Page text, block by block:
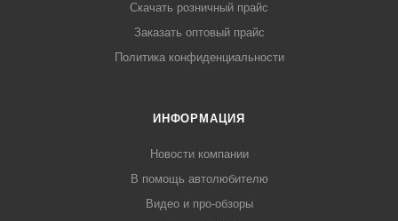
Скачать розничный прайс
Заказать оптовый прайс
Политика конфиденциальности
ИНФОРМАЦИЯ
Новости компании
В помощь автолюбителю
Видео и про-обзоры